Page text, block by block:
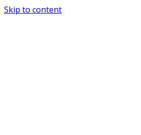
Skip to content